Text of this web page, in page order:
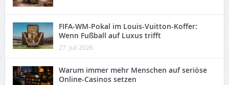
FIFA-WM-Pokal im Louis-Vuitton-Koffer:
Wenn Fußball auf Luxus trifft
27. Juli 2026
Warum immer mehr Menschen auf seriöse
Online-Casinos setzen